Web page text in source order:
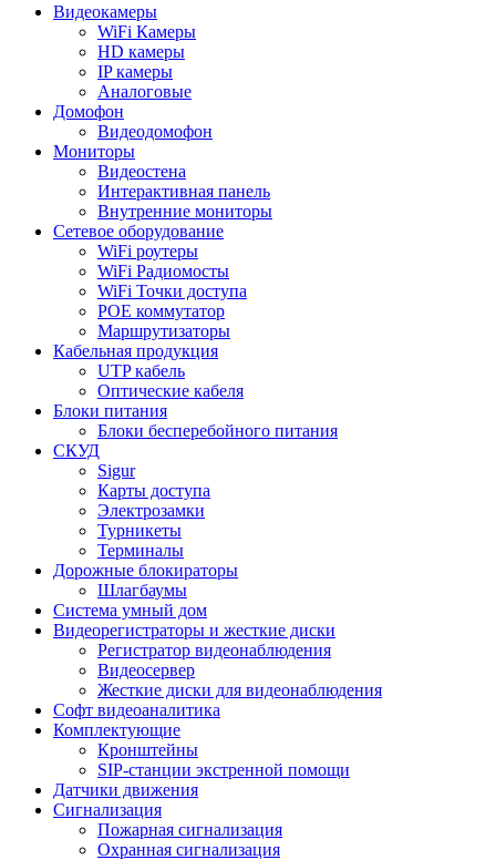
Видеокамеры
WiFi Камеры
HD камеры
IP камеры
Аналоговые
Домофон
Видеодомофон
Мониторы
Видеостена
Интерактивная панель
Внутренние мониторы
Сетевое оборудование
WiFi роутеры
WiFi Радиомосты
WiFi Точки доступа
POE коммутатор
Маршрутизаторы
Кабельная продукция
UTP кабель
Оптические кабеля
Блоки питания
Блоки бесперебойного питания
СКУД
Sigur
Карты доступа
Электрозамки
Турникеты
Терминалы
Дорожные блокираторы
Шлагбаумы
Cистема умный дом
Видеорегистраторы и жесткие диски
Регистратор видеонаблюдения
Видеосервер
Жесткие диски для видеонаблюдения
Софт видеоаналитика
Комплектующие
Кронштейны
SIP-станции экстренной помощи
Датчики движения
Сигнализация
Пожарная сигнализация
Охранная сигнализация